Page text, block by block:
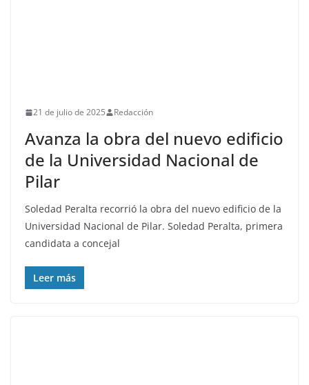
21 de julio de 2025 Redacción
Avanza la obra del nuevo edificio
de la Universidad Nacional de
Pilar
Soledad Peralta recorrió la obra del nuevo edificio de la
Universidad Nacional de Pilar. Soledad Peralta, primera
candidata a concejal
Leer más